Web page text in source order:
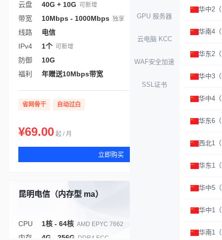
GPU 服务器
云电脑 KCC
WAF安全加速
SSL证书
华中2
华南4
华东2
华中3
华中4
华东6
西北1
华东1
华中5
华中1
华南1
云盘 40G + 10G 可新增
带宽 10Mbps - 1000Mbps 独享
线路
电信
IPv4
1个 可新增
防御
10G
福利
年赠送10Mbps带宽
省网骨干 自动过白
¥69.00 起 / 月
立即购买
昆明电信（内存型 ma）
CPU 1核 - 64核 AMD EPYC 7662
内存 4G - 256G DDR4 ECC